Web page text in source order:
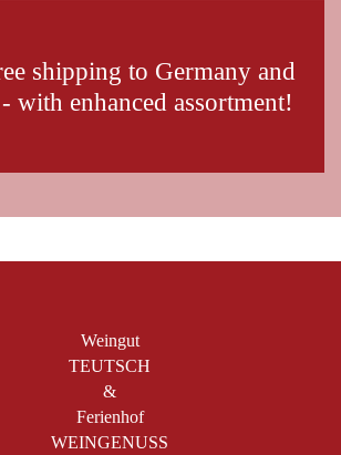
shipping to Germany and
with enhanced assortment!
Weingut
TEUTSCH
&
Ferienhof
WEINGENUSS